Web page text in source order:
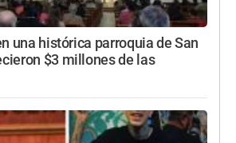
una histórica parroquia de San
$3 millones de las